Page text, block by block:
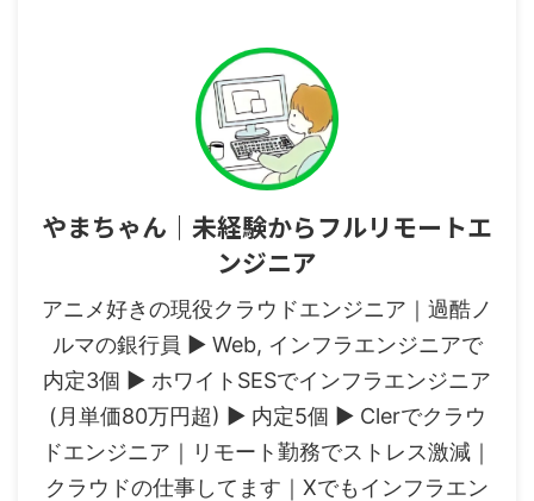
やまちゃん｜未経験からフルリモートエ
ンジニア
アニメ好きの現役クラウドエンジニア｜過酷ノ
ルマの銀行員 ▶︎ Web, インフラエンジニアで
内定3個 ▶︎ ホワイトSESでインフラエンジニア
(月単価80万円超) ▶︎ 内定5個 ▶︎ Clerでクラウ
ドエンジニア｜リモート勤務でストレス激減｜
クラウドの仕事してます｜Xでもインフラエン